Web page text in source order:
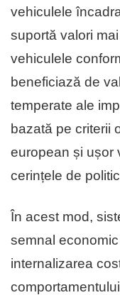
vehiculele
suportă valori
vehiculele
beneficiază de
temperate ale
bazată pe criterii
european și ușor
cerințele de
În acest mod,
semnal
internalizarea